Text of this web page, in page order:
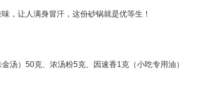
，让人满身冒汗，这份砂锅就是优等生！
汤）50克、浓汤粉5克、因速香1克（小吃专用油）